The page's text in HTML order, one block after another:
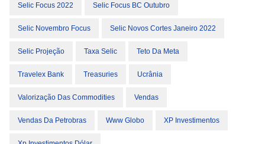
Selic Focus 2022 Selic Focus BC Outubro
Selic Novembro Focus Selic Novos Cortes Janeiro 2022
Selic Projeção Taxa Selic Teto Da Meta
Travelex Bank Treasuries Ucrânia
Valorização Das Commodities Vendas
Vendas Da Petrobras Www Globo XP Investimentos